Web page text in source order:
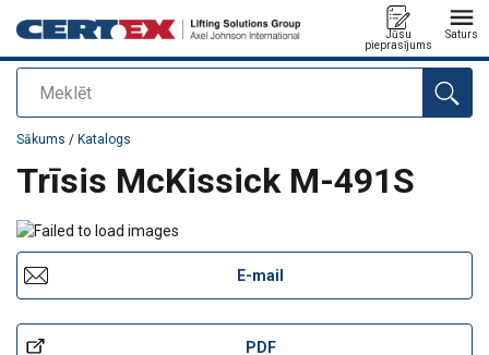
Meklēt
Jūsu
pieprasījums
Saturs
Pievienots jūsu pasūtījumam
Sākums / Katalogs
Trīsis McKissick M-491S
E-mail
PDF